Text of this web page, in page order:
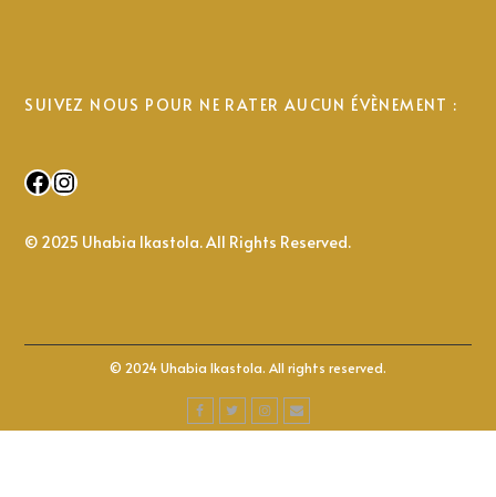
SUIVEZ NOUS POUR NE RATER AUCUN ÉVÈNEMENT :
Facebook
Instagram
© 2025 Uhabia Ikastola. All Rights Reserved.
© 2024 Uhabia Ikastola. All rights reserved.